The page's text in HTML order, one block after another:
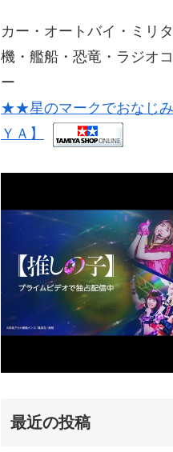
カー・オートバイ・ミリ
機・艦船・恐竜・ラジオ
ー
★★星のマークでおなじみ
ＹＡ】
最近の投稿